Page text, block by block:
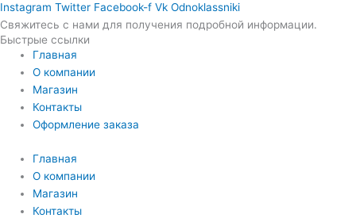
Instagram Twitter Facebook-f Vk Odnoklassniki
Свяжитесь с нами для получения подробной информации.
Быстрые ссылки
Главная
О компании
Магазин
Контакты
Оформление заказа
Главная
О компании
Магазин
Контакты